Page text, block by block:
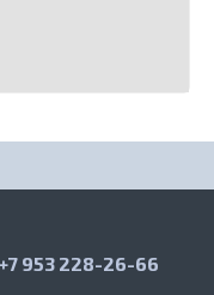
+7 953 228-26-66